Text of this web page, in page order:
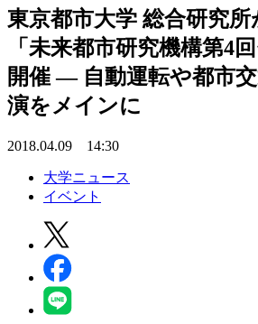
東京都市大学 総合研究所
「未来都市研究機構第4
開催 — 自動運転や都市
演をメインに
2018.04.09 14:30
大学ニュース
イベント